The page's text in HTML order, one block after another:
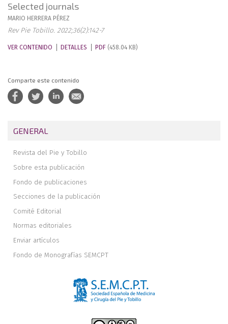
Selected journals
MARIO HERRERA PÉREZ
Rev Pie Tobillo. 2022;36(2):142-7
VER CONTENIDO DETALLES PDF (458.04 KB)
Comparte este contenido
GENERAL
Revista del Pie y Tobillo
Sobre esta publicación
Fondo de publicaciones
Secciones de la publicación
Comité Editorial
Normas editoriales
Enviar artículos
Fondo de Monografías SEMCPT